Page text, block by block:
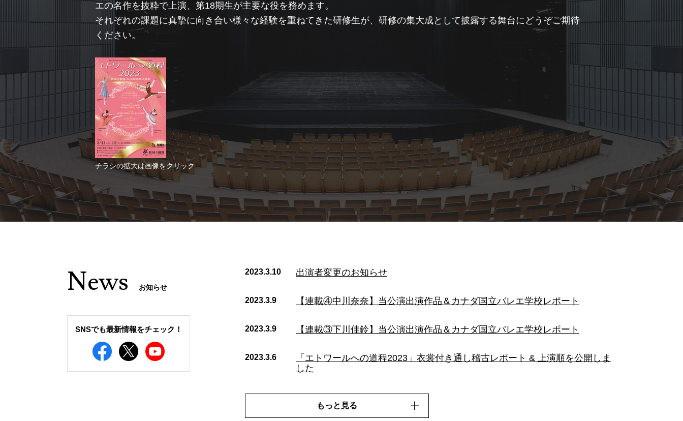
エの名作を抜粋で上演、第18期生が主要な役を務めます。
それぞれの課題に真摯に向き合い様々な経験を重ねてきた研修生が、研修の集大成として披露する舞台にどうぞご期待
ください。
チラシの拡大は画像をクリック
News お知らせ
2023.3.10 出演者変更のお知らせ
2023.3.9 【連載④中川奈奈】当公演出演作品＆カナダ国立バレエ学校レポート
2023.3.9 【連載③下川佳鈴】当公演出演作品＆カナダ国立バレエ学校レポート
2023.3.6
「エトワールへの道程2023」衣裳付き通し稽古レポート & 上演順を公開しま
した
もっと見る
SNSでも最新情報をチェック！